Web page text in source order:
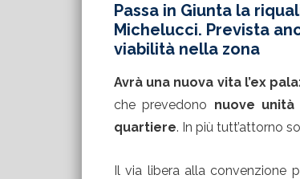
Passa in Giunta la
Michelucci. Prevista
viabilità nella zona
Avrà una nuova vita l’ex
che prevedono nuove
quartiere. In più tutt’attorno
Il via libera alla convenzione